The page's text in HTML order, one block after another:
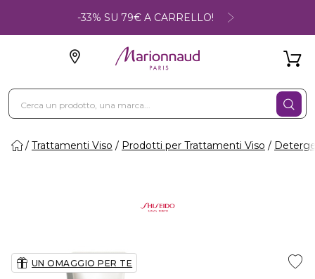
-33% SU 79€ A CARRELLO!
Trattamenti Viso Prodotti per Trattamenti Viso
UN OMAGGIO PER TE